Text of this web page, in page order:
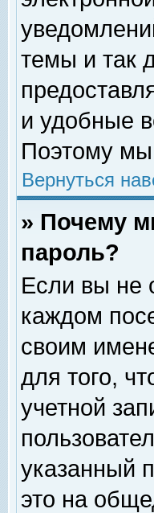
темы и так
и удобные
Поэтому мы
Вернуться
» Почему
пароль?
Если вы не
каждом
своим
для того,
учетной
указанный
это на